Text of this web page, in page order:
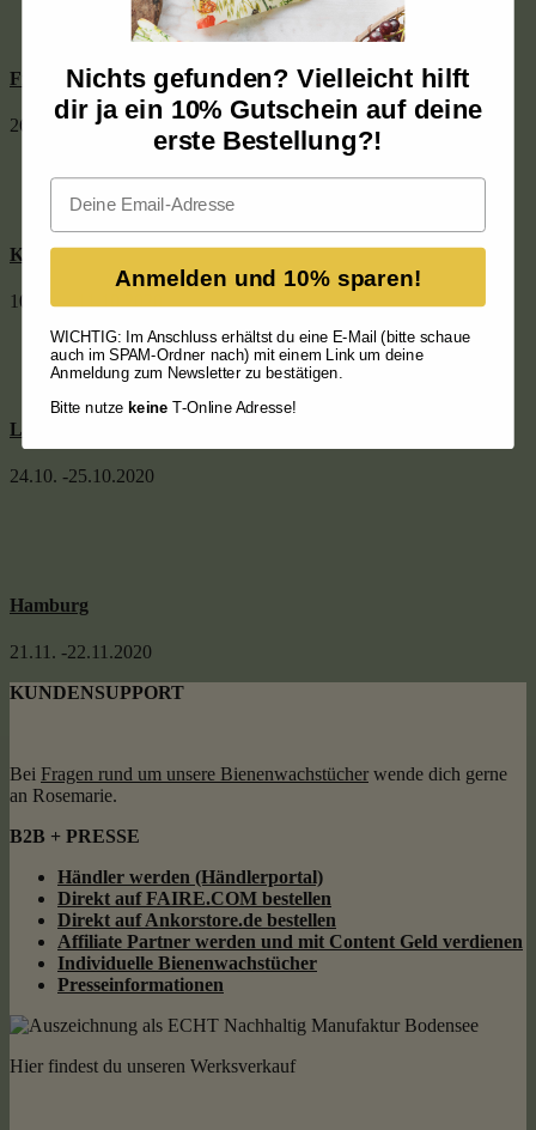
Frankfurt
26.09. – 27.09.2020
Köln
10.10. – 11.10.2020
Lindau
24.10. -25.10.2020
Hamburg
21.11. -22.11.2020
KUNDENSUPPORT
Bei Fragen rund um unsere Bienenwachstücher wende dich gerne
an Rosemarie.
B2B + PRESSE
Händler werden (Händlerportal)
Direkt auf FAIRE.COM bestellen
Direkt auf Ankorstore.de bestellen
Affiliate Partner werden und mit Content Geld verdienen
Individuelle Bienenwachstücher
Presseinformationen
Hier findest du unseren Werksverkauf
Nichts gefunden? Vielleicht hilft
dir ja ein 10% Gutschein auf deine
erste Bestellung?!
Email
Anmelden und 10% sparen!
WICHTIG: Im Anschluss erhältst du eine E-Mail (bitte schaue
auch im SPAM-Ordner nach) mit einem Link um deine
Anmeldung zum Newsletter zu bestätigen.
Bitte nutze keine T-Online Adresse!